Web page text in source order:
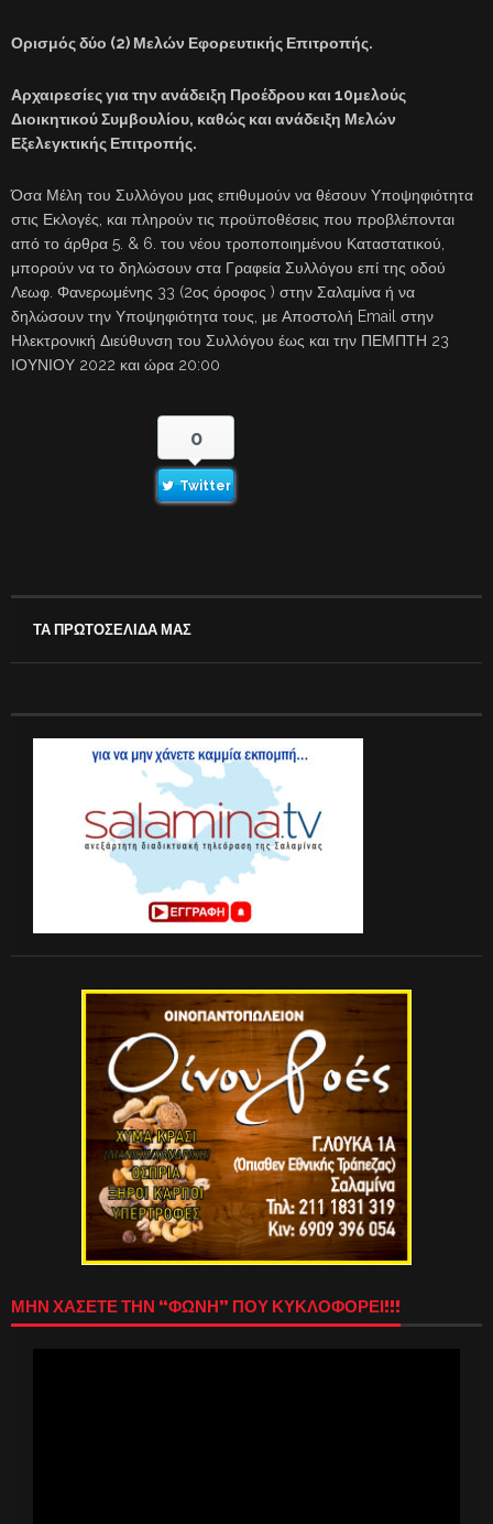
Ορισμός δύο (2) Μελών Εφορευτικής Επιτροπής.
Αρχαιρεσίες για την ανάδειξη Προέδρου και 10μελούς
Διοικητικού Συμβουλίου, καθώς και ανάδειξη Μελών
Εξελεγκτικής Επιτροπής.
Όσα Μέλη του Συλλόγου μας επιθυμούν να θέσουν Υποψηφιότητα
στις Εκλογές, και πληρούν τις προϋποθέσεις που προβλέπονται
από το άρθρα 5. & 6. του νέου τροποποιημένου Καταστατικού,
μπορούν να το δηλώσουν στα Γραφεία Συλλόγου επί της οδού
Λεωφ. Φανερωμένης 33 (2ος όροφος ) στην Σαλαμίνα ή να
δηλώσουν την Υποψηφιότητα τους, με Αποστολή Email στην
Ηλεκτρονική Διεύθυνση του Συλλόγου έως και την ΠΕΜΠΤΗ 23
ΙΟΥΝΙΟΥ 2022 και ώρα 20:00
0
Twitter
ΤΑ ΠΡΩΤΟΣΕΛΙΔΑ ΜΑΣ
ΜΗΝ ΧΑΣΕΤΕ ΤΗΝ “ΦΩΝΗ” ΠΟΥ ΚΥΚΛΟΦΟΡΕΙ!!!